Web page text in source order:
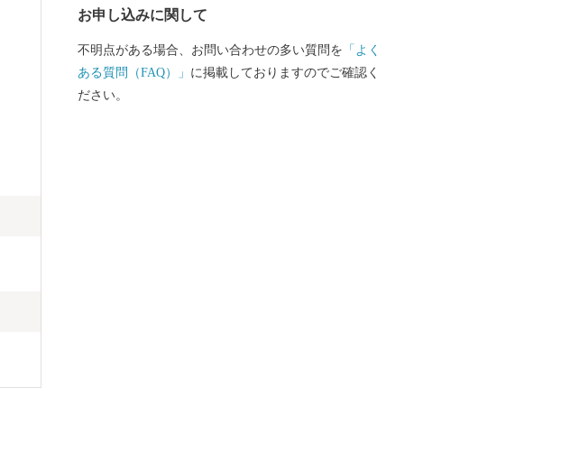
お申し込みに関して
不明点がある場合、お問い合わせの多い質問を 「よく
ある質問（FAQ）」 に掲載しておりますのでご確認く
ださい。